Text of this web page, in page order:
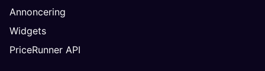
Annoncering
Widgets
PriceRunner API